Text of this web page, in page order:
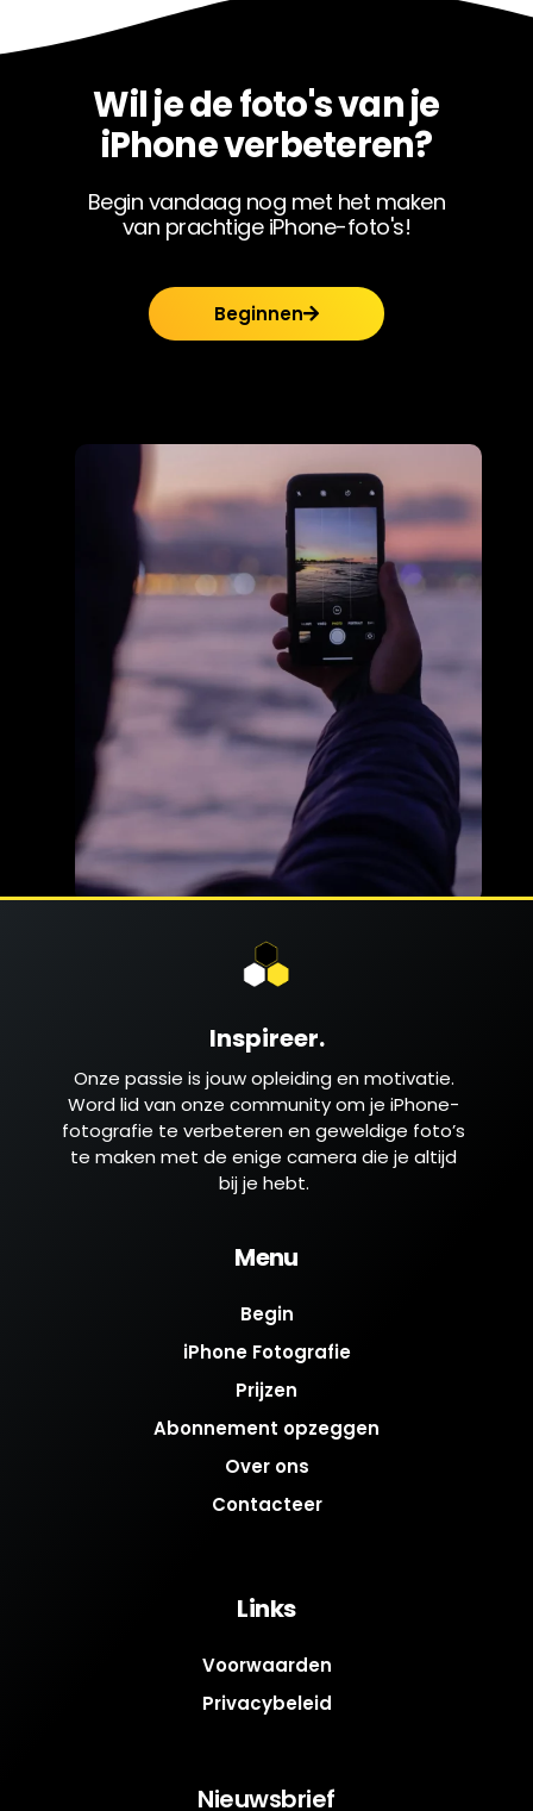
Wil je de foto's van je
iPhone verbeteren?
Begin vandaag nog met het maken
van prachtige iPhone-foto's!
Beginnen
Inspireer.
Onze passie is jouw opleiding en motivatie.
Word lid van onze community om je iPhone-
fotografie te verbeteren en geweldige foto’s
te maken met de enige camera die je altijd
bij je hebt.
Menu
Begin
iPhone Fotografie
Prijzen
Abonnement opzeggen
Over ons
Contacteer
Links
Voorwaarden
Privacybeleid
Nieuwsbrief